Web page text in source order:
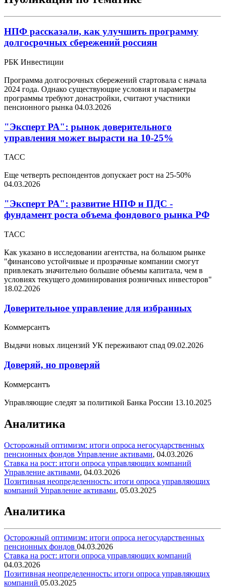
НПФ рассказали, как улучшить программу
долгосрочных сбережений россиян
РБК Инвестиции
Программа долгосрочных сбережений стартовала с начала
2024 года. Однако существующие условия и параметры
программы требуют донастройки, считают участники
пенсионного рынка 04.03.2026
"Эксперт РА": рынок доверительного
управления может вырасти на 10-25%
ТАСС
Еще четверть респондентов допускает рост на 25-50%
04.03.2026
"Эксперт РА": развитие НПФ и ПДС -
фундамент роста объема фондового рынка РФ
ТАСС
Как указано в исследовании агентства, на большом рынке
"финансово устойчивые и прозрачные компании смогут
привлекать значительно большие объемы капитала, чем в
условиях текущего доминирования розничных инвесторов"
18.02.2026
Доверительное управление для избранных
Коммерсантъ
Выдачи новых лицензий УК переживают спад 09.02.2026
Доверяй, но проверяй
Коммерсантъ
Управляющие следят за политикой Банка России 13.10.2025
Аналитика
Осторожный оптимизм: итоги опроса негосударственных
пенсионных фондов Управление активами, 04.03.2026
Ставка на рост: итоги опроса управляющих компаний
Управление активами, 04.03.2026
Позитивная неопределенность: итоги опроса управляющих
компаний Управление активами, 05.03.2025
Аналитика
Осторожный оптимизм: итоги опроса негосударственных
пенсионных фондов 04.03.2026
Ставка на рост: итоги опроса управляющих компаний
04.03.2026
Позитивная неопределенность: итоги опроса управляющих
компаний 05.03.2025